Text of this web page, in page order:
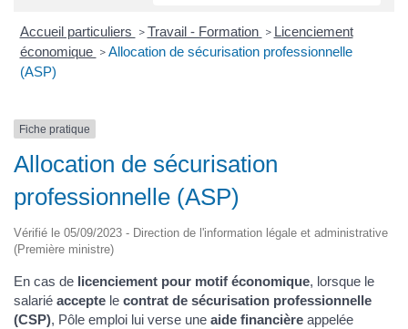
Accueil particuliers > Travail - Formation > Licenciement
économique > Allocation de sécurisation professionnelle
(ASP)
Fiche pratique
Allocation de sécurisation
professionnelle (ASP)
Vérifié le 05/09/2023 - Direction de l'information légale et administrative
(Première ministre)
En cas de licenciement pour motif économique, lorsque le
salarié accepte le contrat de sécurisation professionnelle
(CSP), Pôle emploi lui verse une aide financière appelée